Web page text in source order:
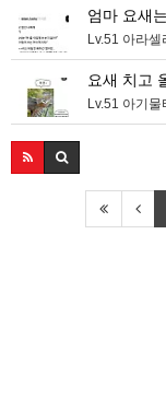
엄마 요새
Lv.51 아라셀
요새 치고
Lv.51 아기물